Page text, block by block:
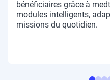
bénéficiaires grâce à
modules intelligents,
missions du quotidien.